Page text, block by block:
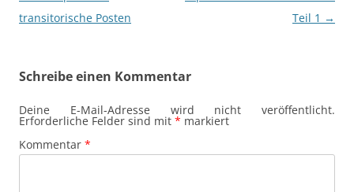
transitorische Posten
Teil 1 →
Schreibe einen Kommentar
Deine E-Mail-Adresse wird nicht veröffentlicht.
Erforderliche Felder sind mit * markiert
Kommentar *